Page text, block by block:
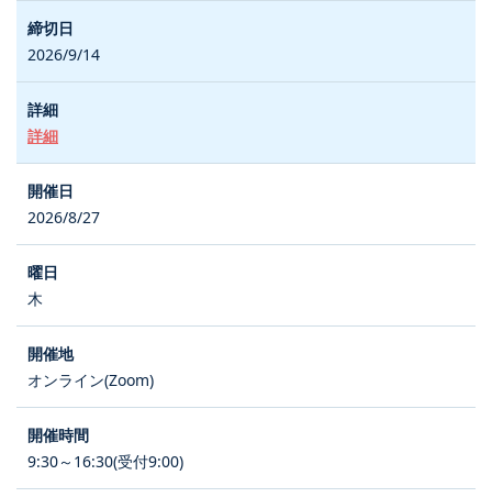
2026/9/14
詳細
2026/8/27
木
オンライン(Zoom)
9:30～16:30(受付9:00)